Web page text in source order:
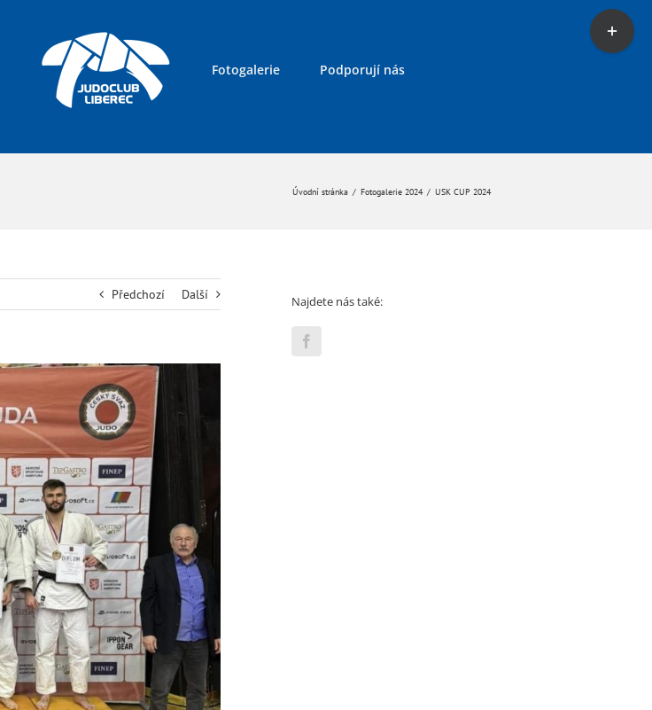
Fotogalerie Podporují nás
Úvodní stránka / Fotogalerie 2024 / USK CUP 2024
Předchozí Další Najdete nás také:
Toggle
Sliding
Bar